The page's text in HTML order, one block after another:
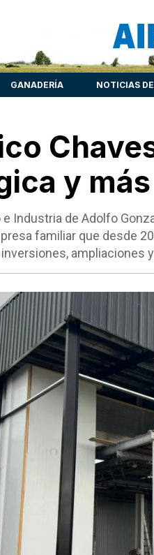
GANADERÍA NOTICIAS
y
e Industria de Adolfo
familiar que desde
ampliaciones